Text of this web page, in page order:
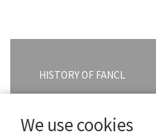
We use cookies
HISTORY OF FANCL